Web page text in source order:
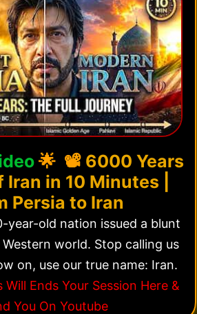
🌟 📽️ 6000 Years
in 10 Minutes |
Persia to Iran
year-old nation issued a blunt
world. Stop calling us
on, use our true name: Iran.
Will Ends Your Session Here &
You On Youtube